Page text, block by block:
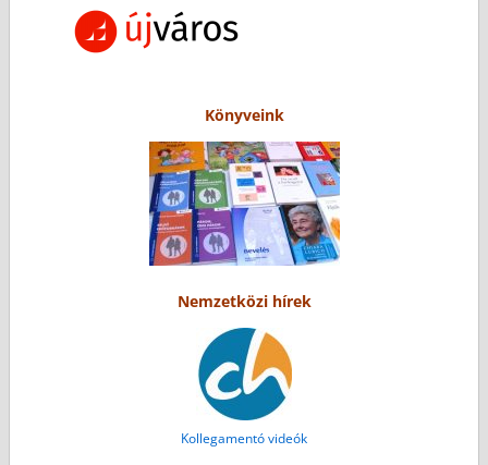
Könyveink
Nemzetközi hírek
Kollegamentó videók